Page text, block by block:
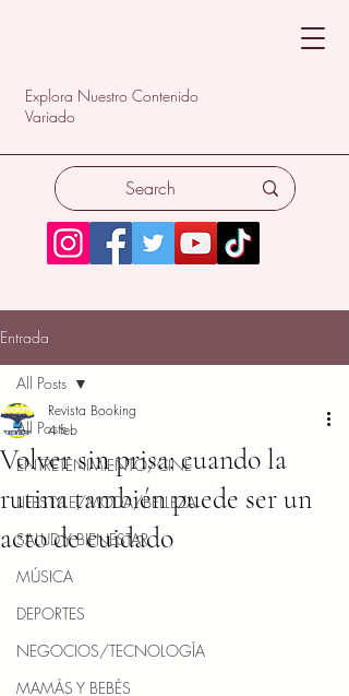
Explora Nuestro Contenido
Variado
Entrada
All Posts
ENTRETENIMIENTO/CINE
LIFESTYLE/MODA/BELLEZA
SALUD Y BIENESTAR
MÚSICA
DEPORTES
NEGOCIOS/TECNOLOGÍA
MAMÁS Y BEBÉS
All Posts
Volver sin prisa: cuando la
rutina también puede ser un
acto de cuidado
Revista Booking
4 feb